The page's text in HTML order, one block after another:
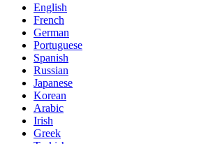
English
French
German
Portuguese
Spanish
Russian
Japanese
Korean
Arabic
Irish
Greek